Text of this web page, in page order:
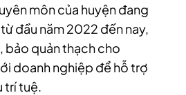
môn của huyện đang
đầu năm 2022 đến nay,
bảo quản thạch cho
doanh nghiệp để hỗ trợ
trí tuệ.